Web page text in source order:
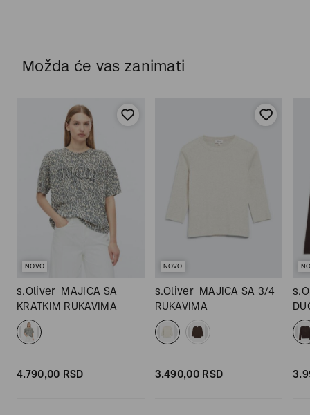
Možda će vas zanimati
NOVO
s.Oliver MAJICA SA
KRATKIM RUKAVIMA
4.790,00 RSD
NOVO
s.Oliver MAJICA SA 3/4
RUKAVIMA
3.490,00 RSD